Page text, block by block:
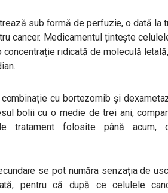
sub formă de perfuzie, o dată la
cancer. Medicamentul țintește
ridicată de moleculă
cu bortezomib și
bolii cu o medie de trei ani,
tratament folosite până acum,
se pot număra senzația de
pentru că după ce celulele